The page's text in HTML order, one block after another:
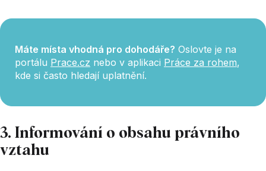
Máte místa vhodná pro dohodáře? Oslovte je na
portálu Prace.cz nebo v aplikaci Práce za rohem,
kde si často hledají uplatnění.
3. Informování o obsahu právního
vztahu